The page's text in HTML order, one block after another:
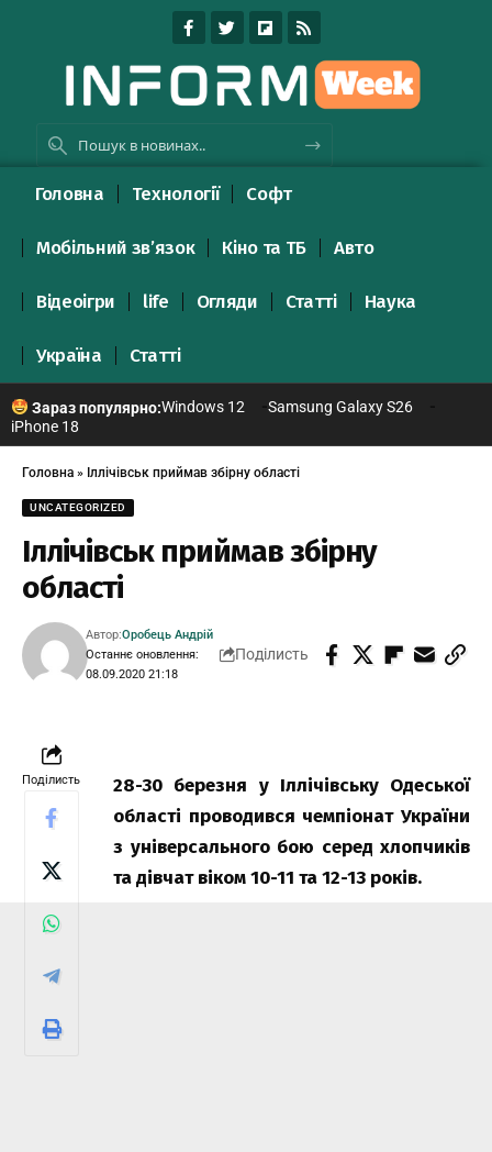
Головна Технології Софт
Мобільний зв’язок Кіно та ТБ Авто
Відеоігри life Огляди Статті Наука
Україна Статті
Зараз популярно:Windows 12
Samsung Galaxy S26
iPhone 18
Головна » Іллічівськ приймав збірну області
UNCATEGORIZED
Іллічівськ приймав збірну
області
Останнє оновлення:
08.09.2020 21:18
Автор:Оробець Андрій
Поділисть
Поділисть
28-30 березня у Іллічівську Одеської
області проводився чемпіонат України
з універсального бою серед хлопчиків
та дівчат віком 10-11 та 12-13 років.